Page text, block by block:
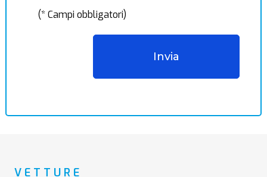
(* Campi obbligatori)
VETTURE